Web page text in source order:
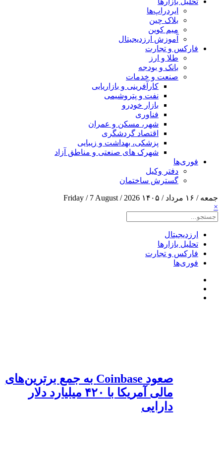
ایردراپ‌ها
بلاک چین
میم کوین‌
آموزش ارزدیجیتال
فارکس و تجارت
طلا و ارز
بانک و بودجه
صنعت و خدمات
کارآفرینی و بازاریابی
نفت و پتروشیمی
بازار خودرو
فناوری
شهر، مسکن و عمران
اقتصاد گردشگری
پزشکی، بهداشت و زیبایی
شهرک های صنعتی و مناطق آزاد
فوری‌ها
دفتر وکیل
گسترش ساختمان
جمعه / ۱۶ مرداد / ۱۴۰۵
Friday / 7 August / 2026
×
ارزدیجیتال
تحلیل بازارها
فارکس و تجارت
فوری‌ها
صعود Coinbase به جمع برترین‌های
مالی آمریکا با ۴۲۰ میلیارد دلار
دارایی